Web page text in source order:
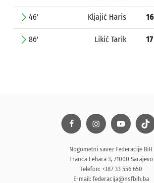
46' Kljajić Haris 16
86' Likić Tarik 17
Nogometni savez Federacije BiH
Franca Lehara 3, 71000 Sarajevo
Telefon: +387 33 556 650
E-mail: federacija@nsfbih.ba